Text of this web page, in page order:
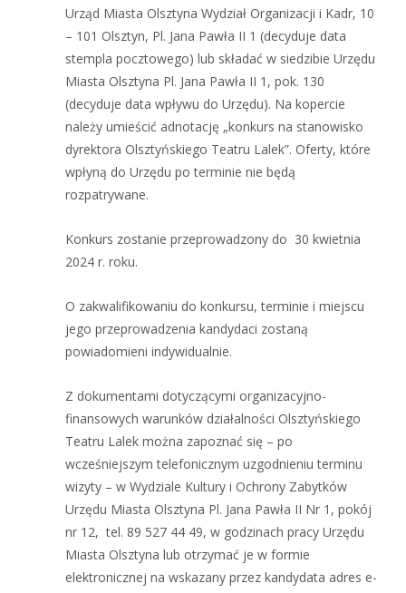
Urząd Miasta Olsztyna Wydział Organizacji i Kadr, 10
– 101 Olsztyn, Pl. Jana Pawła II 1 (decyduje data
stempla pocztowego) lub składać w siedzibie Urzędu
Miasta Olsztyna Pl. Jana Pawła II 1, pok. 130
(decyduje data wpływu do Urzędu). Na kopercie
należy umieścić adnotację „konkurs na stanowisko
dyrektora Olsztyńskiego Teatru Lalek”. Oferty, które
wpłyną do Urzędu po terminie nie będą
rozpatrywane.
Konkurs zostanie przeprowadzony do 30 kwietnia
2024 r. roku.
O zakwalifikowaniu do konkursu, terminie i miejscu
jego przeprowadzenia kandydaci zostaną
powiadomieni indywidualnie.
Z dokumentami dotyczącymi organizacyjno-
finansowych warunków działalności Olsztyńskiego
Teatru Lalek można zapoznać się – po
wcześniejszym telefonicznym uzgodnieniu terminu
wizyty – w Wydziale Kultury i Ochrony Zabytków
Urzędu Miasta Olsztyna Pl. Jana Pawła II Nr 1, pokój
nr 12, tel. 89 527 44 49, w godzinach pracy Urzędu
Miasta Olsztyna lub otrzymać je w formie
elektronicznej na wskazany przez kandydata adres e-